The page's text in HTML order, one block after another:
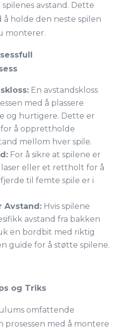
spilenes avstand. Dette
å holde den neste spilen
monterer.
En avstandskloss
med å plassere
og hurtigere. Dette er
å opprettholde
mellom hver spile.
For å sikre at spilene er
eller et rettholt for å
til femte spile er i
Avstand:Hvis spilene
avstand fra bakken
en bordbit med riktig
guide for å støtte spilene.
og Triks
omfattende
prosessen med å montere